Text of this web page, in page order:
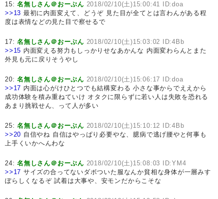
15:名無しさん＠おーぷん 2018/02/10(土)15:00:41 ID:doa
>>13 最初に内面変えて、どうぞ 見た目が全てとは言わんがある程
度は表情などの見た目で察せるで
17:名無しさん＠おーぷん 2018/02/10(土)15:03:02 ID:4Bb
>>15 内面変える努力もしっかりせなあかんな 内面変わらんとまた
外見も元に戻りそうやし
20:名無しさん＠おーぷん 2018/02/10(土)15:06:17 ID:doa
>>17 内面は心がけひとつでも結構変わる 小さな事からでええから
成功体験を積み重ねていけ オタクに限らずに若い人は失敗を恐れる
あまり挑戦せん、って人が多い
25:名無しさん＠おーぷん 2018/02/10(土)15:10:12 ID:4Bb
>>20 自信やね 自信はやっぱり必要やな、臆病で逃げ腰やと何事も
上手くいかへんわな
24:名無しさん＠おーぷん 2018/02/10(土)15:08:03 ID:YM4
>>17 サイズの合ってないダボついた服なんか貧相な身体が一層みす
ぼらしくなるぞ 試着は大事や、安モンだからこそな